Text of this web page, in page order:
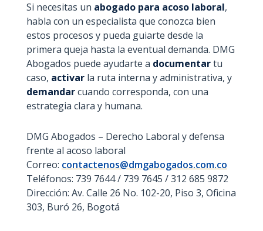
Si necesitas un abogado para acoso laboral,
habla con un especialista que conozca bien
estos procesos y pueda guiarte desde la
primera queja hasta la eventual demanda. DMG
Abogados puede ayudarte a documentartu
caso, activarla ruta interna y administrativa, y
demandarcuando corresponda, con una
estrategia clara y humana.
DMG Abogados – Derecho Laboral y defensa
frente al acoso laboral
Correo: contactenos@dmgabogados.com.co
Teléfonos: 739 7644 / 739 7645 / 312 685 9872
Dirección: Av. Calle 26 No. 102-20, Piso 3, Oficina
303, Buró 26, Bogotá